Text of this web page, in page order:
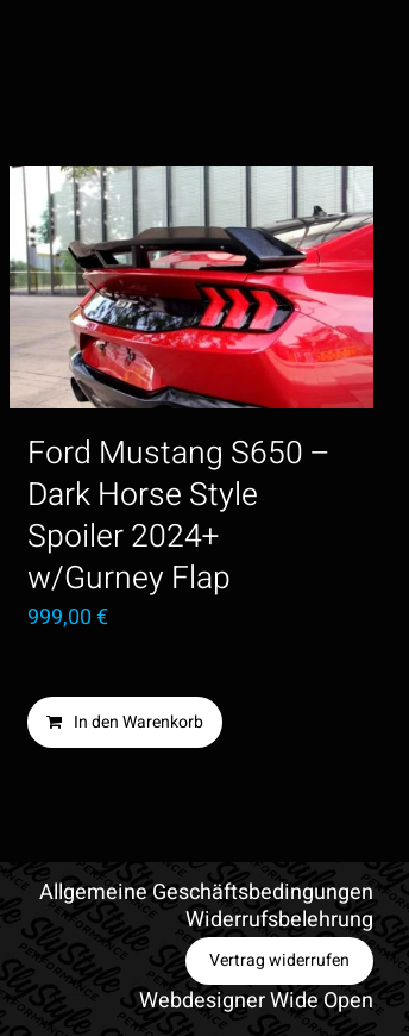
Ford Mustang S650 –
Dark Horse Style
Spoiler 2024+
w/Gurney Flap
999,00€
In den Warenkorb
Allgemeine Geschäftsbedingungen
Widerrufsbelehrung
Vertrag widerrufen
Webdesigner Wide Open